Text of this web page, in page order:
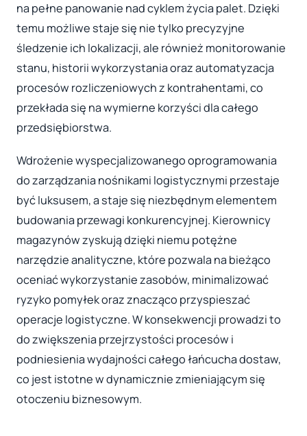
na pełne panowanie nad cyklem życia palet. Dzięki
temu możliwe staje się nie tylko precyzyjne
śledzenie ich lokalizacji, ale również monitorowanie
stanu, historii wykorzystania oraz automatyzacja
procesów rozliczeniowych z kontrahentami, co
przekłada się na wymierne korzyści dla całego
przedsiębiorstwa.
Wdrożenie wyspecjalizowanego oprogramowania
do zarządzania nośnikami logistycznymi przestaje
być luksusem, a staje się niezbędnym elementem
budowania przewagi konkurencyjnej. Kierownicy
magazynów zyskują dzięki niemu potężne
narzędzie analityczne, które pozwala na bieżąco
oceniać wykorzystanie zasobów, minimalizować
ryzyko pomyłek oraz znacząco przyspieszać
operacje logistyczne. W konsekwencji prowadzi to
do zwiększenia przejrzystości procesów i
podniesienia wydajności całego łańcucha dostaw,
co jest istotne w dynamicznie zmieniającym się
otoczeniu biznesowym.